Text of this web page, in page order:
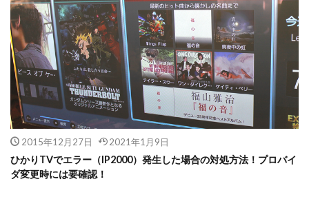
2015年12月27日 2021年1月9日
ひかりTVでエラー（IP2000）発生した場合の対処方法！プロバイ
ダ変更時には要確認！